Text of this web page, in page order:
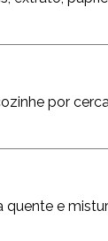
por
quente e